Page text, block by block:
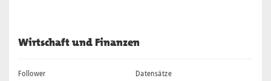
Wirtschaft und Finanzen
Follower Datensätze